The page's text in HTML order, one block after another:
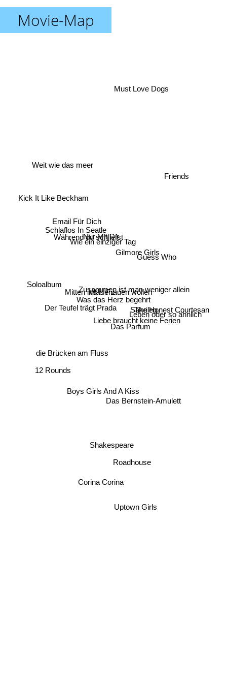
Movie-Map
Was das Herz begehrt
Was Frauen wollen
Das Parfum
Wie ein einziger Tag
Nur Mit Dir
Mitten ins Herz
Gilmore Girls
Sakrileg
Zusammen ist man weniger allein
Liebe braucht keine Ferien
Während du schliefst
Schlaflos In Seatle
Boys Girls And A Kiss
Das Bernstein-Amulett
Leben oder so ähnlich
Guess Who
Der Teufel trägt Prada
Shakespeare
Email Für Dich
Roadhouse
The Honest Courtesan
Must Love Dogs
Soloalbum
Corina Corina
Uptown Girls
Friends
Weit wie das meer
Kick It Like Beckham